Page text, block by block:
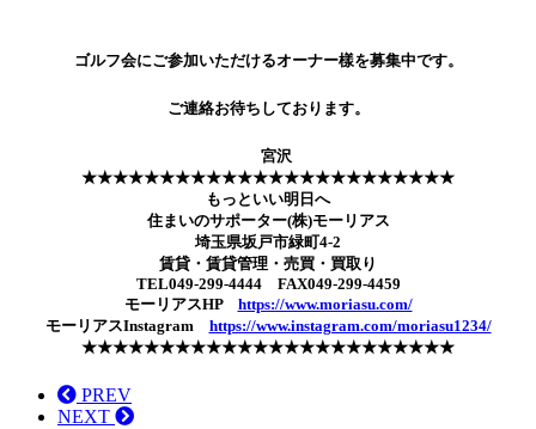
ゴルフ会にご参加いただけるオーナー樣を募集中です。
ご連絡お待ちしております。
宮沢
★★★★★★★★★★★★★★★★★★★★★★★★
もっといい明日へ
住まいのサポーター(株)モーリアス
埼玉県坂戸市緑町4-2
賃貸・賃貸管理・売買・買取り
TEL049-299-4444 FAX049-299-4459
モーリアスHP https://www.moriasu.com/
モーリアスInstagram https://www.instagram.com/moriasu1234/
★★★★★★★★★★★★★★★★★★★★★★★★
PREV
NEXT